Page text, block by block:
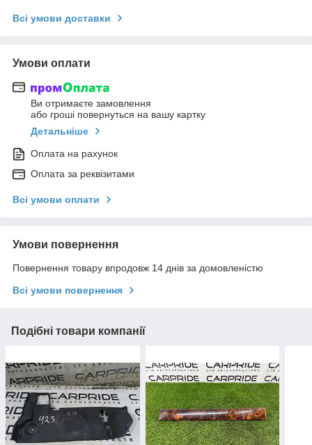
Всі умови доставки
Умови оплати
Ви отримаєте замовлення
або гроші повернуться на вашу картку
Детальніше
Оплата на рахунок
Оплата за реквізитами
Всі умови оплати
Умови повернення
Повернення товару впродовж 14 днів за домовленістю
Всі умови повернення
Подібні товари компанії